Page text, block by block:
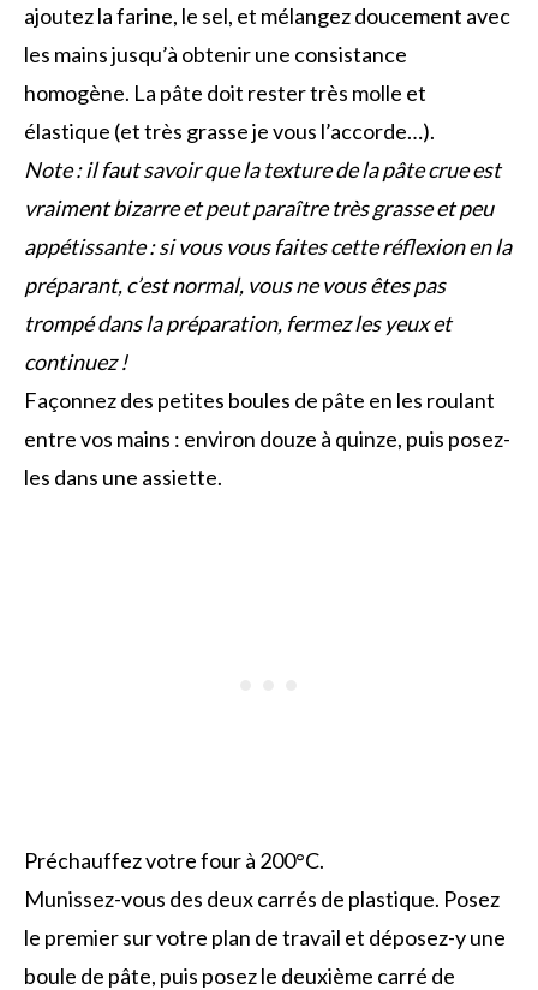
ajoutez la farine, le sel, et mélangez doucement avec
les mains jusqu’à obtenir une consistance
homogène. La pâte doit rester très molle et
élastique (et très grasse je vous l’accorde…).
Note : il faut savoir que la texture de la pâte crue est
vraiment bizarre et peut paraître très grasse et peu
appétissante : si vous vous faites cette réflexion en la
préparant, c’est normal, vous ne vous êtes pas
trompé dans la préparation, fermez les yeux et
continuez !
Façonnez des petites boules de pâte en les roulant
entre vos mains : environ douze à quinze, puis posez-
les dans une assiette.
Préchauffez votre four à 200°C.
Munissez-vous des deux carrés de plastique. Posez
le premier sur votre plan de travail et déposez-y une
boule de pâte, puis posez le deuxième carré de